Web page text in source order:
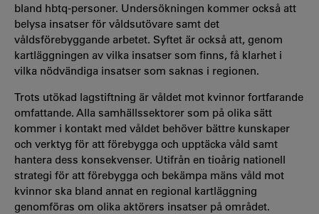
bland hbtq-personer. Undersökningen kommer också att
belysa insatser för våldsutövare samt det
våldsförebyggande arbetet. Syftet är också att, genom
kartläggningen av vilka insatser som finns, få klarhet i
vilka nödvändiga insatser som saknas i regionen.
Trots utökad lagstiftning är våldet mot kvinnor fortfarande
omfattande. Alla samhällssektorer som på olika sätt
kommer i kontakt med våldet behöver bättre kunskaper
och verktyg för att förebygga och upptäcka våld samt
hantera dess konsekvenser. Utifrån en tioårig nationell
strategi för att förebygga och bekämpa mäns våld mot
kvinnor ska bland annat en regional kartläggning
genomföras om olika aktörers insatser på området.